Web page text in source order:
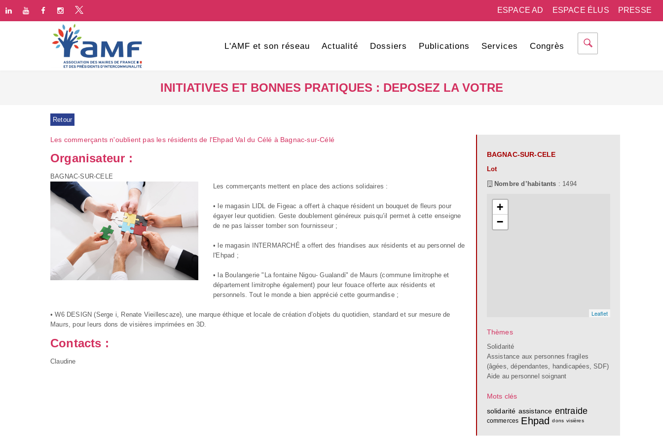
PRESSE
ESPACE ÉLUS
ESPACE AD
L'AMF et son réseau Actualité Dossiers Publications Services Congrès
INITIATIVES ET BONNES PRATIQUES : DEPOSEZ LA VOTRE
Retour
Les commerçants n'oublient pas les résidents de l'Ehpad Val du Célé à Bagnac-sur-Célé
Organisateur :
BAGNAC-SUR-CELE
Les commerçants mettent en place des actions solidaires :
• le magasin LIDL de Figeac a offert à chaque résident un bouquet de fleurs pour
égayer leur quotidien. Geste doublement généreux puisqu’il permet à cette enseigne
de ne pas laisser tomber son fournisseur ;
• le magasin INTERMARCHÉ a offert des friandises aux résidents et au personnel de
l'Ehpad ;
• la Boulangerie "La fontaine Nigou- Gualandi" de Maurs (commune limitrophe et
département limitrophe également) pour leur fouace offerte aux résidents et
personnels. Tout le monde a bien apprécié cette gourmandise ;
• W6 DESIGN (Serge i, Renate Vieillescaze), une marque éthique et locale de création d’objets du quotidien, standard et sur mesure de
Maurs, pour leurs dons de visières imprimées en 3D.
Contacts :
Claudine
BAGNAC-SUR-CELE
Lot
Nombre d’habitants : 1494
+
−
Leaflet
Thèmes
Solidarité
Assistance aux personnes fragiles
(âgées, dépendantes, handicapées, SDF)
Aide au personnel soignant
Mots clés
solidarité assistance entraide
commerces Ehpad dons visières